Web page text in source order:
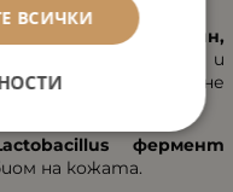
алое вера, ектоин,
грижат се и
че тя да възвърне
баланс.
фермент
на кожата.
ВСИЧКИ